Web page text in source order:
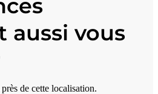
aussi vous
de cette localisation.